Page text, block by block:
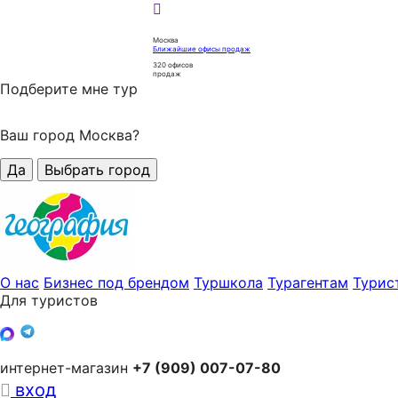
Москва
Ближайшие офисы продаж
320 офисов
продаж
Подберите мне тур
Ваш город Москва?
Да
Выбрать город
О нас Бизнес под брендом Туршкола Турагентам
Для туристов
интернет-магазин +7 (909) 007-07-80
вход